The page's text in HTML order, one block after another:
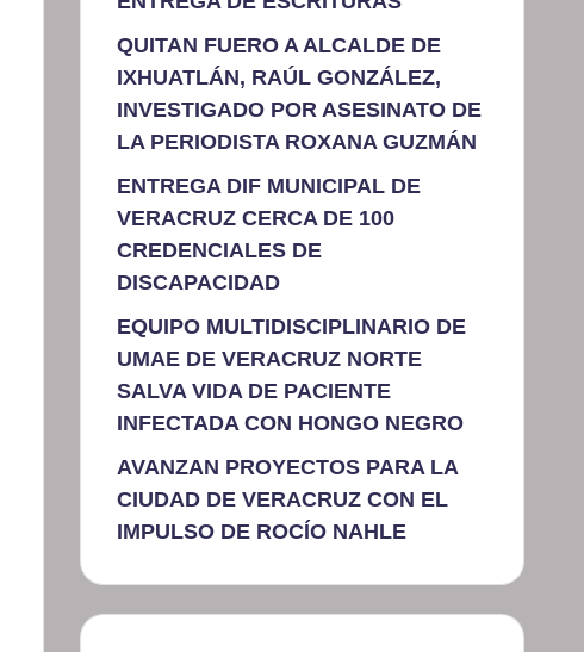
QUITAN FUERO A ALCALDE DE
IXHUATLÁN, RAÚL GONZÁLEZ,
INVESTIGADO POR ASESINATO DE
LA PERIODISTA ROXANA GUZMÁN
ENTREGA DIF MUNICIPAL DE
VERACRUZ CERCA DE 100
CREDENCIALES DE
DISCAPACIDAD
EQUIPO MULTIDISCIPLINARIO DE
UMAE DE VERACRUZ NORTE
SALVA VIDA DE PACIENTE
INFECTADA CON HONGO NEGRO
AVANZAN PROYECTOS PARA LA
CIUDAD DE VERACRUZ CON EL
IMPULSO DE ROCÍO NAHLE